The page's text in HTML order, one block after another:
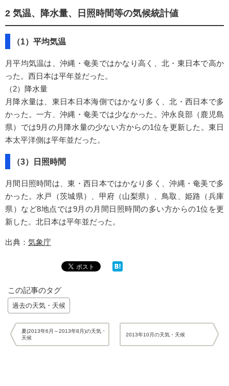
2 気温、降水量、日照時間等の気候統計値
（1）平均気温
月平均気温は、沖縄・奄美ではかなり高く、北・東日本で高か
った。西日本は平年並だった。
（2）降水量
月降水量は、東日本日本海側ではかなり多く、北・西日本で多
かった。一方、沖縄・奄美では少なかった。沖永良部（鹿児島
県）では9月の月降水量の少ない方からの1位を更新した。東日
本太平洋側は平年並だった。
（3）日照時間
月間日照時間は、東・西日本ではかなり多く、沖縄・奄美で多
かった。水戸（茨城県）、甲府（山梨県）、鳥取、姫路（兵庫
県）など8地点では9月の月間日照時間の多い方からの1位を更
新した。北日本は平年並だった。
出典： 気象庁
この記事のタグ
過去の天気・天候
夏(2013年6月～2013年8月)の天気・
天候
2013年10月の天気・天候